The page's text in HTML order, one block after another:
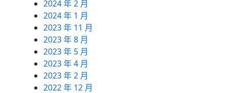
2024 年 2 月
2024 年 1 月
2023 年 11 月
2023 年 8 月
2023 年 5 月
2023 年 4 月
2023 年 2 月
2022 年 12 月